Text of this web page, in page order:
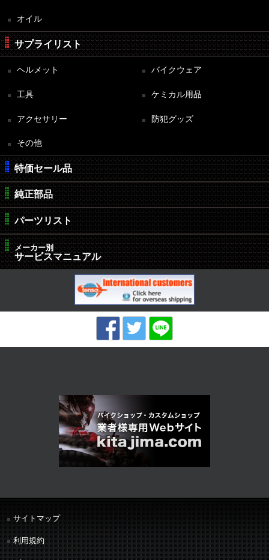
オイル
サプライリスト
ヘルメット バイクウェア
工具 ケミカル用品
アクセサリー 防犯グッズ
その他
特価セール品
純正部品
パーツリスト
メーカー別
サービスマニュアル
サイトマップ
利用規約